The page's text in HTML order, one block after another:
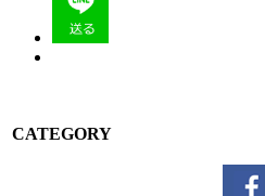
CATEGORY